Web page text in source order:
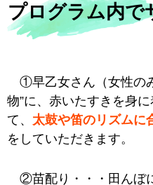
プログラム内で
①早乙女さん（女性の
物”に、赤いたすきを身
て、 太鼓や笛のリズムに
をしていただきます。
②苗配り・・・田んぼ